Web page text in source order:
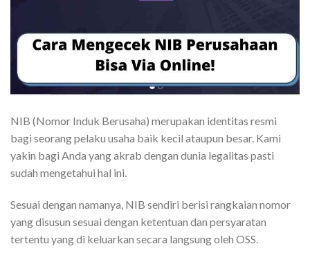
NIB (Nomor Induk Berusaha) merupakan identitas resmi
bagi seorang pelaku usaha baik kecil ataupun besar. Kami
yakin bagi Anda yang akrab dengan dunia legalitas pasti
sudah mengetahui hal ini.
Sesuai dengan namanya, NIB sendiri berisi rangkaian nomor
yang disusun sesuai dengan ketentuan dan persyaratan
tertentu yang di keluarkan secara langsung oleh OSS.